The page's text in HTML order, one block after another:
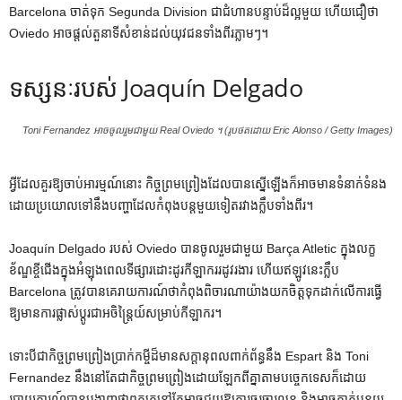
Barcelona ចាត់ទុក Segunda Division ជាជំហានបន្ទាប់ដ៏ល្អមួយ ហើយជឿថា
Oviedo អាចផ្តល់តួនាទីសំខាន់ដល់យុវជនទាំងពីរភ្លាមៗ។
ទស្សនៈរបស់ Joaquín Delgado
Toni Fernandez អាចចូលរួមជាមួយ Real Oviedo ។ (រូបថតដោយ Eric Alonso / Getty Images)
អ្វីដែលគួរឱ្យចាប់អារម្មណ៍នោះ កិច្ចព្រមព្រៀងដែលបានស្នើឡើងក៏អាចមានទំនាក់ទំនង
ដោយប្រយោលទៅនឹងបញ្ហាដែលកំពុងបន្តមួយទៀតរវាងក្លឹបទាំងពីរ។
Joaquín Delgado របស់ Oviedo បានចូលរួមជាមួយ Barça Atletic ក្នុងលក្ខ
ខ័ណ្ឌខ្ចីជើងក្នុងអំឡុងពេលទីផ្សារដោះដូរកីឡាកររដូវរងារ ហើយឥឡូវនេះក្លឹប
Barcelona ត្រូវបានគេរាយការណ៍ថាកំពុងពិចារណាយ៉ាងយកចិត្តទុកដាក់លើការធ្វើ
ឱ្យមានការផ្លាស់ប្តូរជាអចិន្ត្រៃយ៍សម្រាប់កីឡាករ។
ទោះបីជាកិច្ចព្រមព្រៀងប្រាក់កម្ចីដ៏មានសក្តានុពលពាក់ព័ន្ធនឹង Espart និង Toni
Fernandez នឹងនៅតែជាកិច្ចព្រមព្រៀងដោយឡែកពីគ្នាតាមបច្ចេកទេសក៏ដោយ